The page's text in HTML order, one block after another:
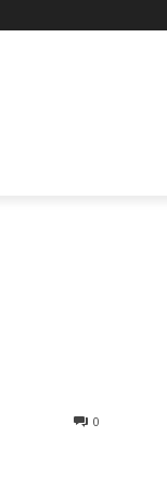
0